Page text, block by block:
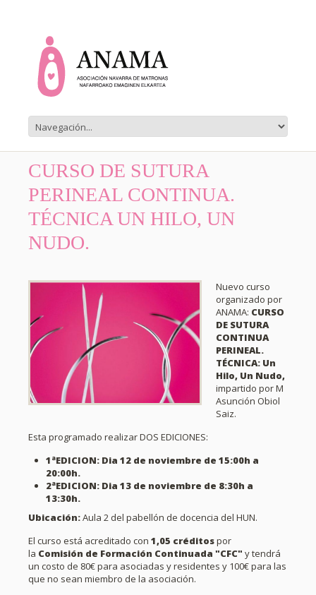
CURSO DE SUTURA
PERINEAL CONTINUA.
TÉCNICA UN HILO, UN
NUDO.
Nuevo curso
organizado por
ANAMA: CURSO
DE SUTURA
CONTINUA
PERINEAL.
TÉCNICA: Un
Hilo, Un Nudo,
impartido por M
Asunción Obiol
Saiz.
Esta programado realizar DOS EDICIONES:
1ªEDICION: Dia 12 de noviembre de 15:00h a
20:00h.
2ªEDICION: Dia 13 de noviembre de 8:30h a
13:30h.
Ubicación:Aula 2 del pabellón de docencia del HUN.
El curso está acreditado con 1,05 créditospor
la Comisión de Formación Continuada "CFC" ytendrá
un costo de 80€ para asociadas y residentes y 100€ para las
que no sean miembro de la asociación.